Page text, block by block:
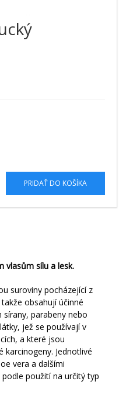
PRIDAŤ DO KOŠÍKA
vlasům sílu a lesk.
suroviny pocházející z
obsahují účinné
parabeny nebo
jež se používají v
a které jsou
karcinogeny. Jednotlivé
vera a dalšími
použití na určitý typ